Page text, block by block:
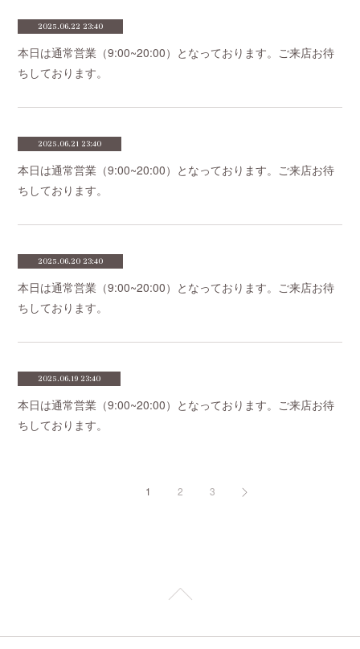
2025.06.22 23:40
本日は通常営業（9:00~20:00）となっております。ご来店お待
ちしております。
2025.06.21 23:40
本日は通常営業（9:00~20:00）となっております。ご来店お待
ちしております。
2025.06.20 23:40
本日は通常営業（9:00~20:00）となっております。ご来店お待
ちしております。
2025.06.19 23:40
本日は通常営業（9:00~20:00）となっております。ご来店お待
ちしております。
1 2 3